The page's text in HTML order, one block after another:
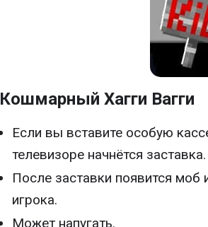
Кошмарный Хагги Вагги
Если вы вставите особую
телевизоре начнётся заставка.
После заставки появится моб
игрока.
Может напугать.